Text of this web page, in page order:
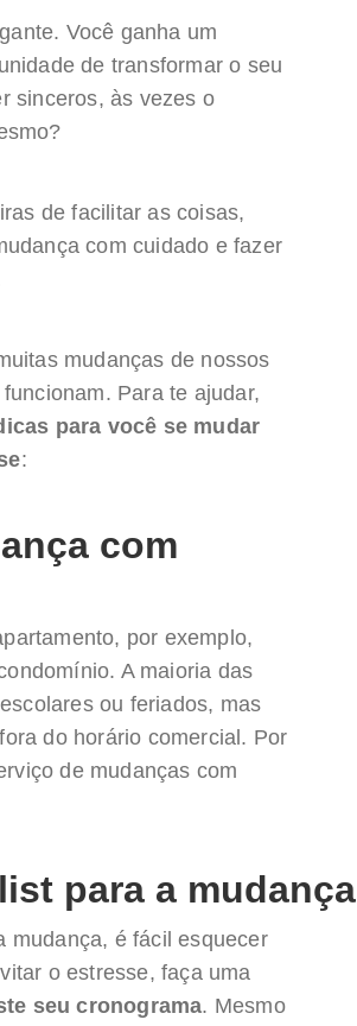
Você ganha um
de transformar o seu
sinceros, às vezes o
de facilitar as coisas,
com cuidado e fazer
mudanças de nossos
Para te ajudar,
para você se mudar
:
com
por exemplo,
A maioria das
ou feriados, mas
do horário comercial. Por
de mudanças com
para a mudança
mudança, é fácil esquecer
o estresse, faça uma
seu cronograma. Mesmo